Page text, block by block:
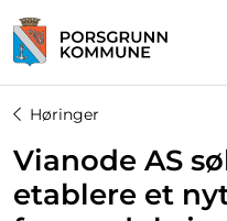
Høringer
Vianode AS
etablere et